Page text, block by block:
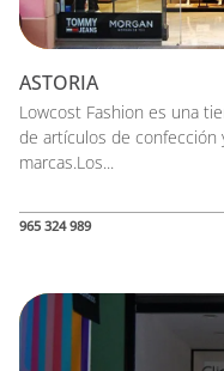
ASTORIA
Lowcost Fashion es una
de artículos de confección
marcas.Los...
965 324 989